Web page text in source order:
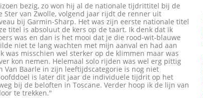
bezig, zo won hij al de nationale tijdrittitel bij de
Ster van Zwolle, volgend jaar rijdt de renner uit
bij Garmin-Sharp. Het was zijn eerste nationale titel
titel is absoluut de kers op de taart. Ik denk dat ik
was en dan is het mooi dat je die rood-wit-blauwe
niet te lang wachten met mijn aanval en had aan
was misschien wel sterker op de klimmen maar was
kon nemen. Helemaal solo rijden was wel erg pittig
Van Baarle in zijn leeftijdscategorie is nog niet
is later dit jaar de individuele tijdrit op het
bij de beloften in Toscane. Verder hoop ik de lijn van
te trekken."